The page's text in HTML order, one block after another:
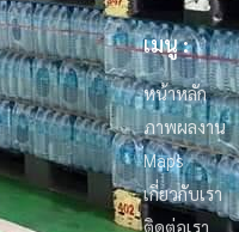
เมนู :
หน้าหลัก
ภาพผลงาน
Maps
เกี่ยวกับเรา
ติดต่อเรา